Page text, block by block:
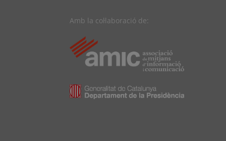
Amb la col·laboració de: